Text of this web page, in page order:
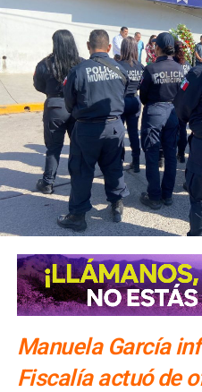
conocer las cuatro regiones
una o dos noches.
El número exacto de
las agencias solo se
dijo Alonso.
También lee:Gallardo
Fenapo 2026
Manuela García
Fiscalía actuó de